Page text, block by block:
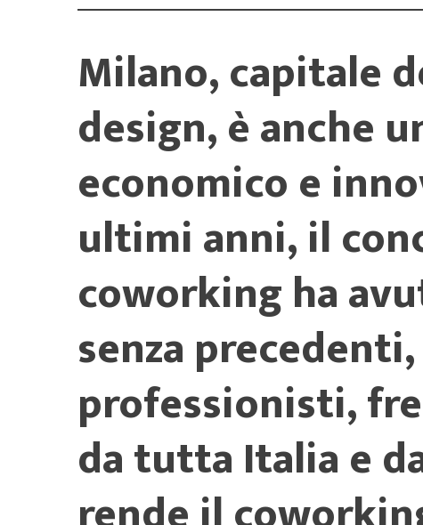
Milano, capitale
design, è anche
economico e
ultimi anni, il
coworking ha
senza
professionisti,
da tutta Italia e